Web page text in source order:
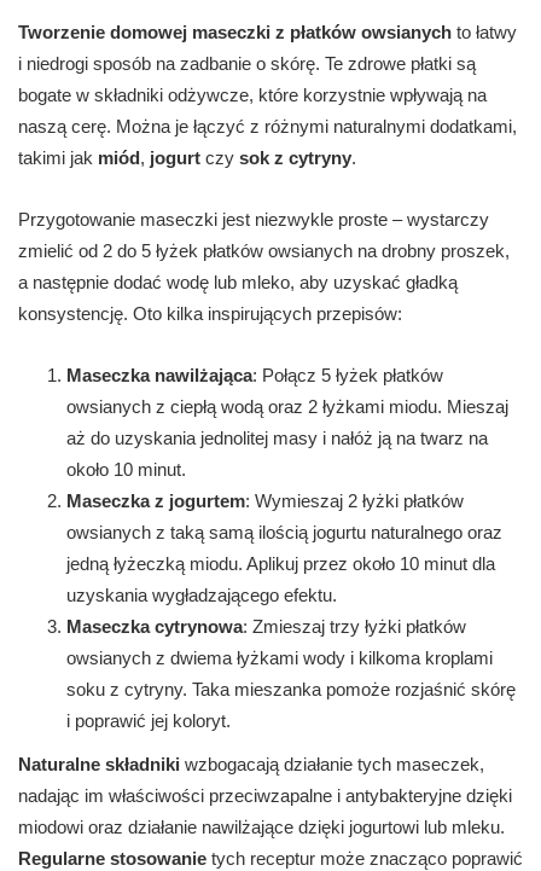
Tworzenie domowej maseczki z płatków owsianych to łatwy
i niedrogi sposób na zadbanie o skórę. Te zdrowe płatki są
bogate w składniki odżywcze, które korzystnie wpływają na
naszą cerę. Można je łączyć z różnymi naturalnymi dodatkami,
takimi jak miód, jogurt czy sok z cytryny.
Przygotowanie maseczki jest niezwykle proste – wystarczy
zmielić od 2 do 5 łyżek płatków owsianych na drobny proszek,
a następnie dodać wodę lub mleko, aby uzyskać gładką
konsystencję. Oto kilka inspirujących przepisów:
Maseczka nawilżająca: Połącz 5 łyżek płatków
owsianych z ciepłą wodą oraz 2 łyżkami miodu. Mieszaj
aż do uzyskania jednolitej masy i nałóż ją na twarz na
około 10 minut.
Maseczka z jogurtem: Wymieszaj 2 łyżki płatków
owsianych z taką samą ilością jogurtu naturalnego oraz
jedną łyżeczką miodu. Aplikuj przez około 10 minut dla
uzyskania wygładzającego efektu.
Maseczka cytrynowa: Zmieszaj trzy łyżki płatków
owsianych z dwiema łyżkami wody i kilkoma kroplami
soku z cytryny. Taka mieszanka pomoże rozjaśnić skórę
i poprawić jej koloryt.
Naturalne składniki wzbogacają działanie tych maseczek,
nadając im właściwości przeciwzapalne i antybakteryjne dzięki
miodowi oraz działanie nawilżające dzięki jogurtowi lub mleku.
Regularne stosowanie tych receptur może znacząco poprawić